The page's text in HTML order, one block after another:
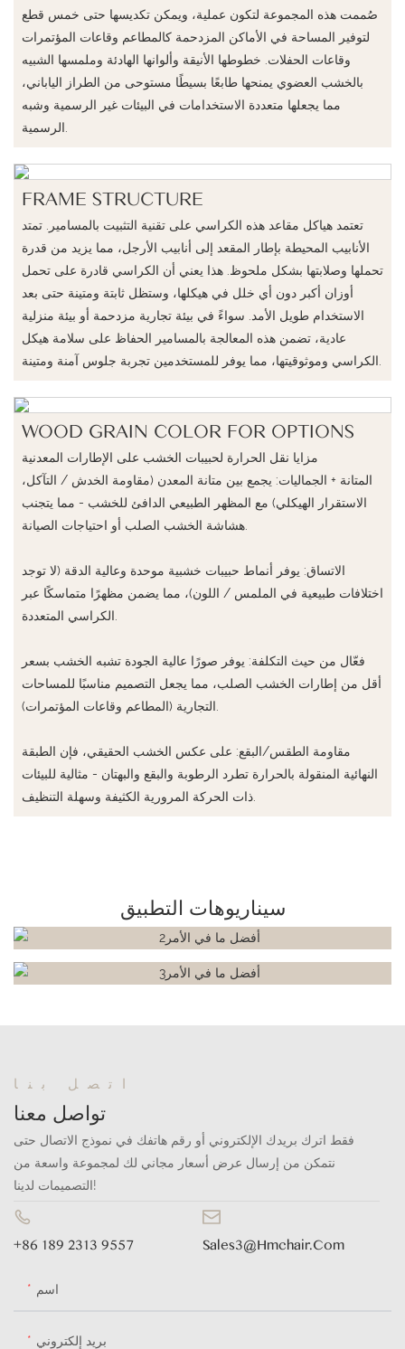
صُممت هذه المجموعة لتكون عملية، ويمكن تكديسها حتى خمس قطع
لتوفير المساحة في الأماكن المزدحمة كالمطاعم وقاعات المؤتمرات
وقاعات الحفلات. خطوطها الأنيقة وألوانها الهادئة وملمسها الشبيه
بالخشب العضوي يمنحها طابعًا بسيطًا مستوحى من الطراز الياباني،
مما يجعلها متعددة الاستخدامات في البيئات غير الرسمية وشبه
الرسمية.
FRAME STRUCTURE
تعتمد هياكل مقاعد هذه الكراسي على تقنية التثبيت بالمسامير. تمتد
الأنابيب المحيطة بإطار المقعد إلى أنابيب الأرجل، مما يزيد من قدرة
تحملها وصلابتها بشكل ملحوظ. هذا يعني أن الكراسي قادرة على تحمل
أوزان أكبر دون أي خلل في هيكلها، وستظل ثابتة ومتينة حتى بعد
الاستخدام طويل الأمد. سواءً في بيئة تجارية مزدحمة أو بيئة منزلية
عادية، تضمن هذه المعالجة بالمسامير الحفاظ على سلامة هيكل
WOOD GRAIN COLOR FOR OPTIONS
مزايا نقل الحرارة لحبيبات الخشب على الإطارات المعدنية
المتانة + الجماليات: يجمع بين متانة المعدن (مقاومة الخدش / التآكل،
الاستقرار الهيكلي) مع المظهر الطبيعي الدافئ للخشب - مما يتجنب
هشاشة الخشب الصلب أو احتياجات الصيانة.
الاتساق: يوفر أنماط حبيبات خشبية موحدة وعالية الدقة (لا توجد
اختلافات طبيعية في الملمس / اللون)، مما يضمن مظهرًا متماسكًا عبر
فعّال من حيث التكلفة: يوفر صورًا عالية الجودة تشبه الخشب بسعر
أقل من إطارات الخشب الصلب، مما يجعل التصميم مناسبًا للمساحات
مقاومة الطقس/البقع: على عكس الخشب الحقيقي، فإن الطبقة
النهائية المنقولة بالحرارة تطرد الرطوبة والبقع والبهتان - مثالية للبيئات
ذات الحركة المرورية الكثيفة وسهلة التنظيف.
سيناريوهات التطبيق
اتصل بنا
تواصل معنا
فقط اترك بريدك الإلكتروني أو رقم هاتفك في نموذج الاتصال حتى
نتمكن من إرسال عرض أسعار مجاني لك لمجموعة واسعة من
التصميمات لدينا!
+86 189 2313 9557 Sales3@hmchair.com
اسم
بريد إلكتروني